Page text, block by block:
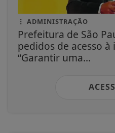
ADMINISTRAÇÃO
Prefeitura de São
pedidos de acesso
“Garantir uma...